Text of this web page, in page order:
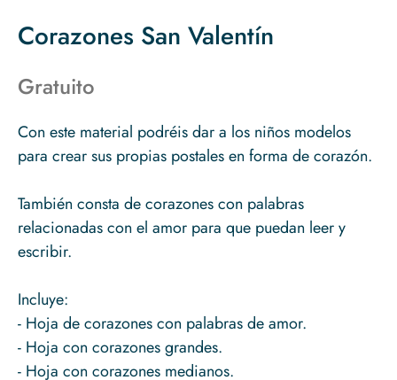
Corazones San Valentín
Gratuito
Con este material podréis dar a los niños modelos
para crear sus propias postales en forma de corazón.
También consta de corazones con palabras
relacionadas con el amor para que puedan leer y
escribir.
Incluye:
- Hoja de corazones con palabras de amor.
- Hoja con corazones grandes.